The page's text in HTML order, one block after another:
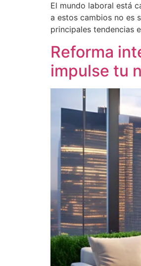
El mundo laboral está
a estos cambios no es
principales tendencias
Reforma
impulse tu